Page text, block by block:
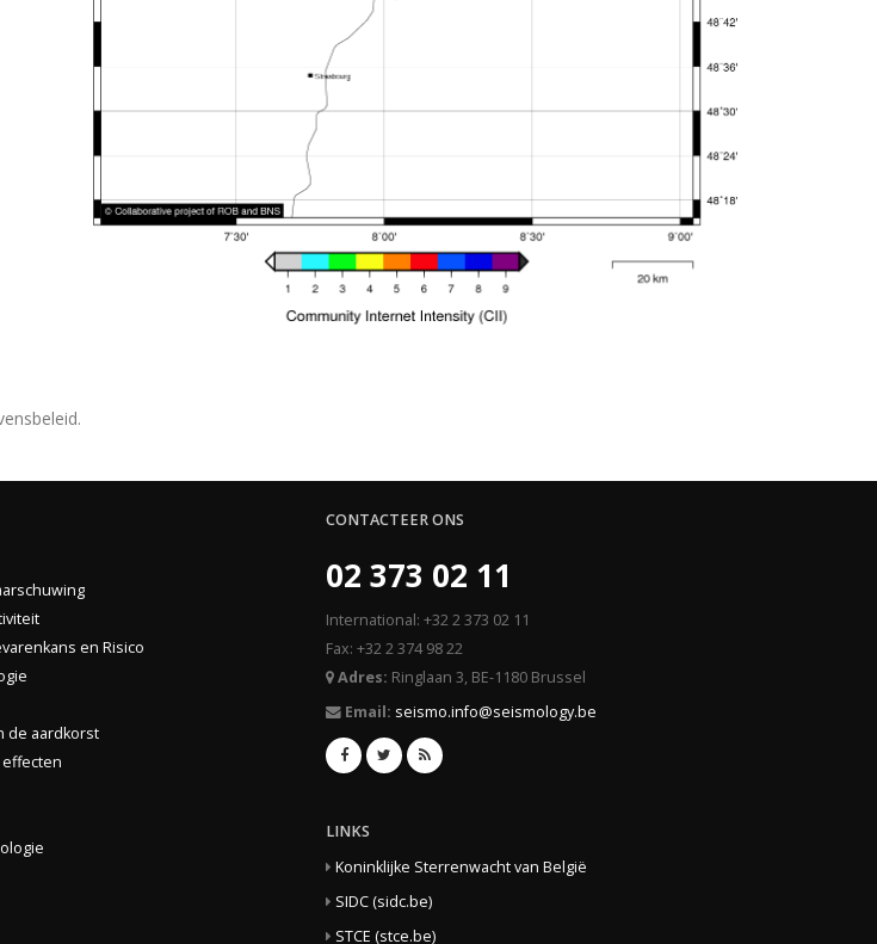
en Risico
de aardkorst
CONTACTEER ONS
02 373 02 11
International: +32 2 373 02 11
Fax: +32 2 374 98 22
Adres: Ringlaan 3, BE-1180 Brussel
Email: seismo.info@seismology.be
LINKS
Koninklijke Sterrenwacht van België
SIDC (sidc.be)
STCE (stce.be)